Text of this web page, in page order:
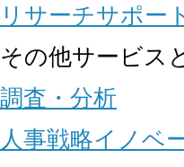
リサーチサポー
その他サービス
調査・分析
人事戦略イノベ